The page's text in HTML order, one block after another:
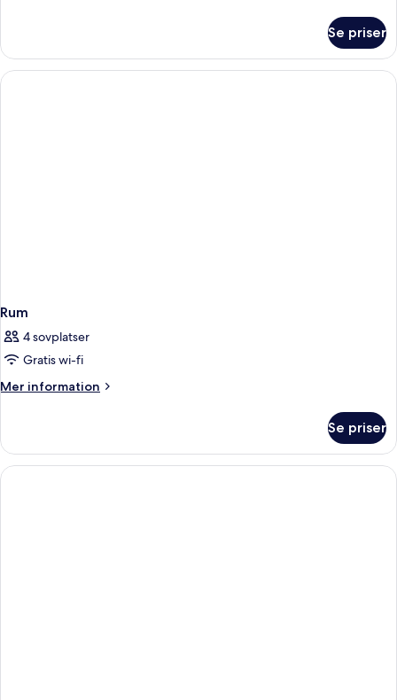
Standard
Sea
View
Se priser
Rum
4 sovplatser
Gratis wi-fi
Mer information
Mer
Se priser